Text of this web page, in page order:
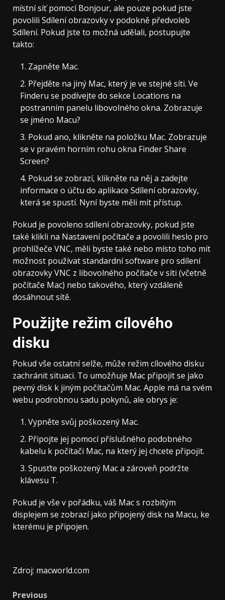
místní síť pomocí Bonjour, ale pouze pokud jste
povolili Sdílení obrazovky v podokně předvoleb
Sdílení. Pokud jste to možná udělali, postupujte
takto:
Zapněte Mac.
Přejděte na jiný Mac, který je ve stejné síti. Ve
Finderu se podívejte do sekce Locations na
postranním panelu libovolného okna. Zobrazuje
se jméno Macu?
Pokud ano, klikněte na položku Mac. Zobrazuje
se v pravém horním rohu okna Finder Share
Screen?
Pokud se zobrazí, klikněte na něj a zadejte
informace o účtu do aplikace Sdílení obrazovky,
která se spustí. Nyní byste měli mít přístup.
Pokud je povoleno sdílení obrazovky, pokud jste
také klikli na Nastavení počítače a povolili heslo pro
prohlížeče VNC, měli byste také nebo místo toho mít
možnost používat standardní software pro sdílení
obrazovky VNC z libovolného počítače v síti (včetně
počítače Mac) nebo takového, který vzdáleně
dosáhnout sítě.
Použijte režim cílového
disku
Pokud vše ostatní selže, může režim cílového disku
zachránit situaci. To umožňuje Mac připojit se jako
pevný disk k jiným počítačům Mac. Apple má na svém
webu podrobnou sadu pokynů, ale obrys je:
Vypněte svůj poškozený Mac.
Připojte jej pomocí příslušného podobného
kabelu k počítači Mac, na který jej chcete připojit.
Spusťte poškozený Mac a zároveň podržte
klávesu T.
Pokud je vše v pořádku, váš Mac s rozbitým
displejem se zobrazí jako připojený disk na Macu, ke
kterému je připojen.
Zdroj: macworld.com
Previous